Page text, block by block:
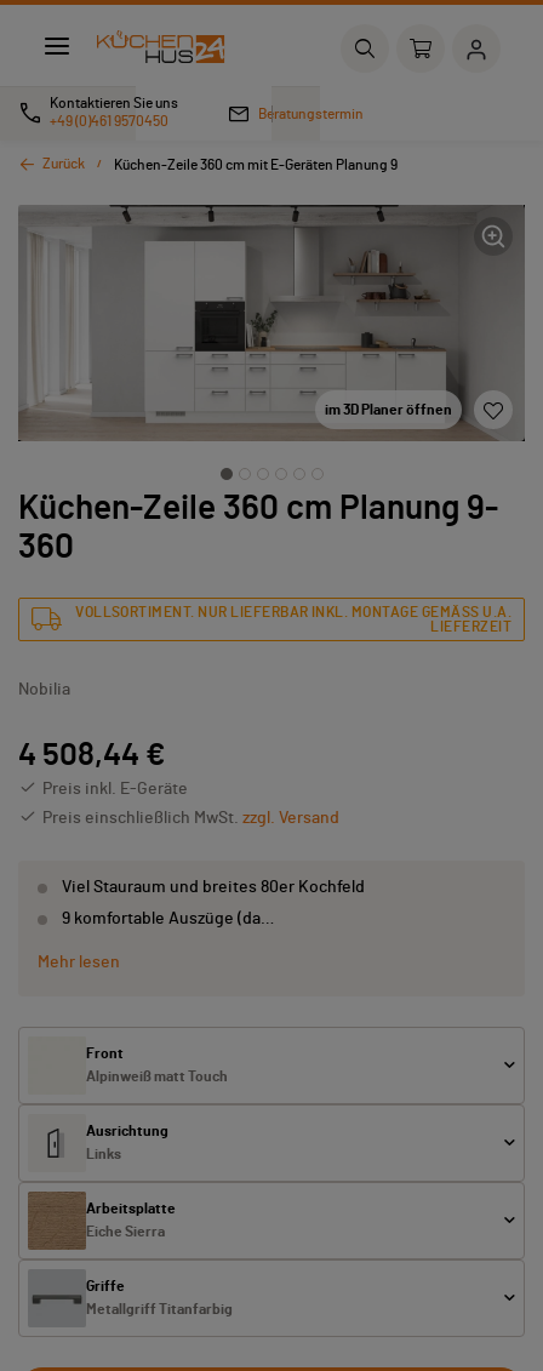
Kontaktieren Sie uns
+49 (0)461 9570450
Beratungstermin
Zurück Küchen-Zeile 360 cm mit E-Geräten Planung 9
im 3D Planer öffnen
Küchen-Zeile 360 cm Planung 9-
360
VOLLSORTIMENT. NUR LIEFERBAR INKL. MONTAGE GEMÄSS U.A. L
IEFERZEIT
Nobilia
4 508,44 €
Preis inkl. E-Geräte
Preis einschließlich MwSt. zzgl. Versand
Viel Stauraum und breites 80er Kochfeld
9 komfortable Auszüge (da…
Mehr lesen
Front
Alpinweiß matt Touch
Ausrichtung
Links
Arbeitsplatte
Eiche Sierra
Griffe
Metallgriff Titanfarbig